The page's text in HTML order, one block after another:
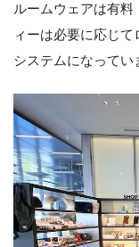
ルームウェアは有
ィーは必要に応じ
システムになってい